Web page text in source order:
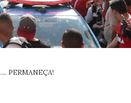
PERMANEÇA!